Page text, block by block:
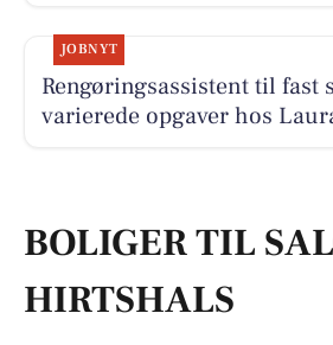
JOBNYT
Rengøringsassistent til fast
varierede opgaver hos
BOLIGER TIL
HIRTSHALS